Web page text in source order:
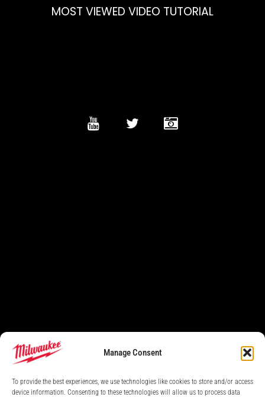
Manage Consent
To provide the best experiences, we use technologies like cookies to store and/or access
device information. Consenting to these technologies will allow us to process data
MOST VIEWED VIDEO TUTORIAL